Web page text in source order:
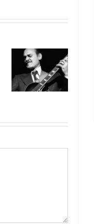
Accordatura a